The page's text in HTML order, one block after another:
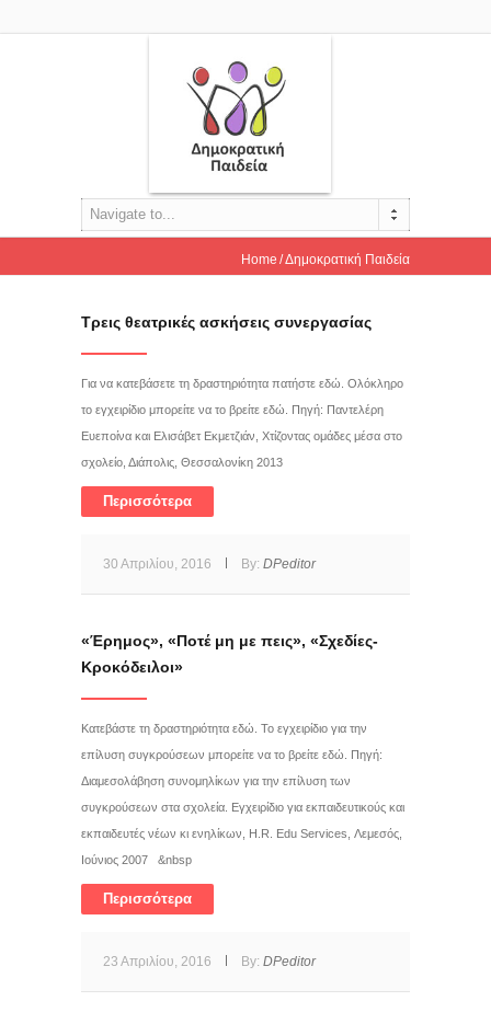
Navigate to...
Home Δημοκρατική Παιδεία
Τρεις θεατρικές ασκήσεις συνεργασίας
Για να κατεβάσετε τη δραστηριότητα πατήστε εδώ. Ολόκληρο
το εγχειρίδιο μπορείτε να το βρείτε εδώ. Πηγή: Παντελέρη
Ευεποίνα και Ελισάβετ Εκμετζιάν, Χτίζοντας ομάδες μέσα στο
σχολείο, Διάπολις, Θεσσαλονίκη 2013
Περισσότερα
30 Απριλίου, 2016 By: DPeditor
«Έρημος», «Ποτέ μη με πεις», «Σχεδίες-
Κροκόδειλοι»
Κατεβάστε τη δραστηριότητα εδώ. Το εγχειρίδιο για την
επίλυση συγκρούσεων μπορείτε να το βρείτε εδώ. Πηγή:
Διαμεσολάβηση συνομηλίκων για την επίλυση των
συγκρούσεων στα σχολεία. Εγχειρίδιο για εκπαιδευτικούς και
εκπαιδευτές νέων κι ενηλίκων, H.R. Edu Services, Λεμεσός,
Ιούνιος 2007 &nbsp
Περισσότερα
23 Απριλίου, 2016 By: DPeditor